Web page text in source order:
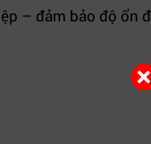
– đảm bảo độ ổn